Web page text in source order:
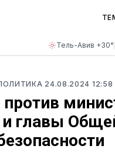
Тель-Авив +30°
24.08.2024 12:58
главы